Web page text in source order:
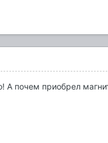
А почем приобрел